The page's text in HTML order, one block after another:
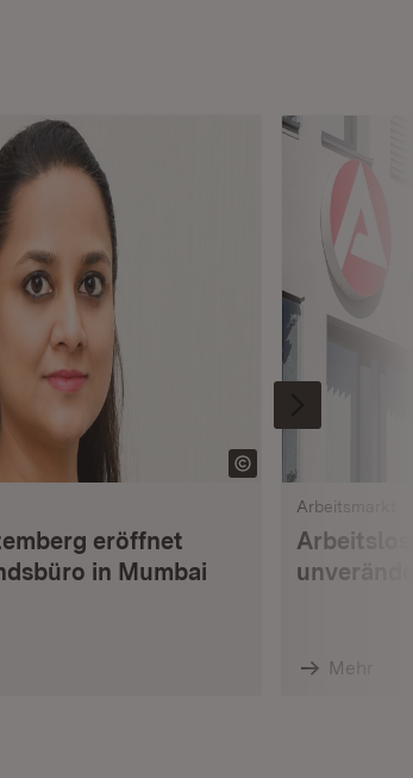
eröffnet
in Mumbai
Arbeitsmarkt
Mehr